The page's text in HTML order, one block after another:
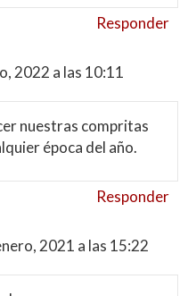
Responder
2022 a las 10:11
nuestras compritas
época del año.
Responder
2021 a las 15:22